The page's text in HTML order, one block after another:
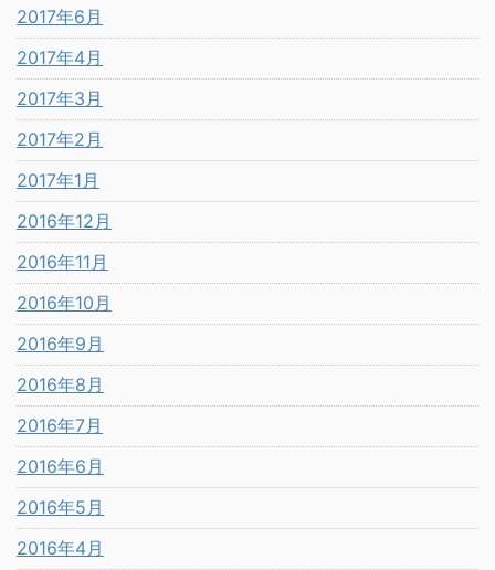
2017年6月
2017年4月
2017年3月
2017年2月
2017年1月
2016年12月
2016年11月
2016年10月
2016年9月
2016年8月
2016年7月
2016年6月
2016年5月
2016年4月